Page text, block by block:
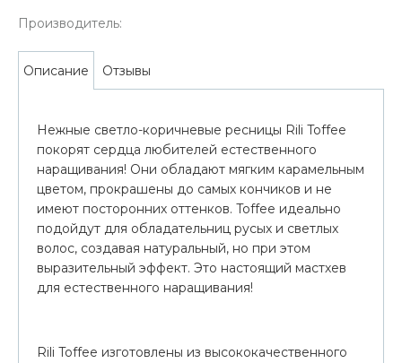
Производитель:
Описание Отзывы
Нежные светло-коричневые ресницы Rili Toffee
покорят сердца любителей естественного
наращивания! Они обладают мягким карамельным
цветом, прокрашены до самых кончиков и не
имеют посторонних оттенков. Toffee идеально
подойдут для обладательниц русых и светлых
волос, создавая натуральный, но при этом
выразительный эффект. Это настоящий мастхев
для естественного наращивания!
Rili Toffee изготовлены из высококачественного